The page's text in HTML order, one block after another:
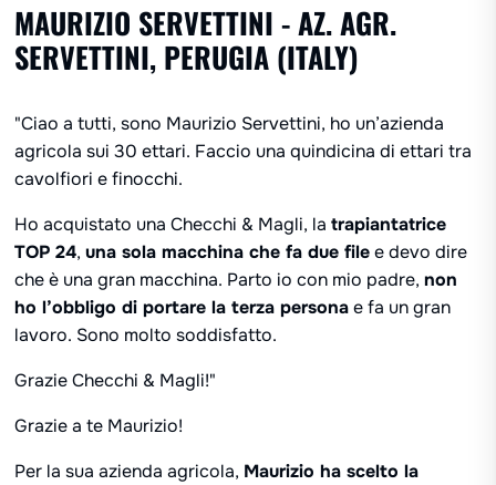
MAURIZIO SERVETTINI - AZ. AGR.
SERVETTINI, PERUGIA (ITALY)
"Ciao a tutti, sono Maurizio Servettini, ho un’azienda
agricola sui 30 ettari. Faccio una quindicina di ettari tra
cavolfiori e finocchi.
Ho acquistato una Checchi & Magli, latrapiantatrice
TOP 24,una sola macchina che fa due filee devo dire
che è una gran macchina. Parto io con mio padre,non
ho l’obbligo di portare la terza personae fa un gran
lavoro. Sono molto soddisfatto.
Grazie Checchi & Magli!"
Grazie a te Maurizio!
Per la sua azienda agricola, Maurizio ha scelto la